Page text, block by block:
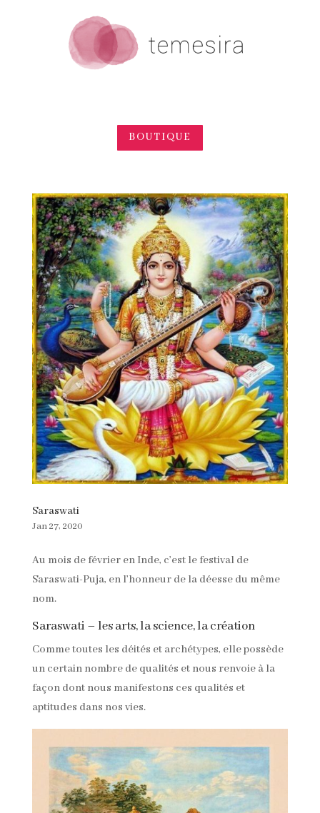
BOUTIQUE
Saraswati
Jan 27, 2020
Au mois de février en Inde, c’est le festival de
Saraswati-Puja, en l’honneur de la déesse du même
nom.
Saraswati – les arts, la science, la création
Comme toutes les déités et archétypes, elle possède
un certain nombre de qualités et nous renvoie à la
façon dont nous manifestons ces qualités et
aptitudes dans nos vies.